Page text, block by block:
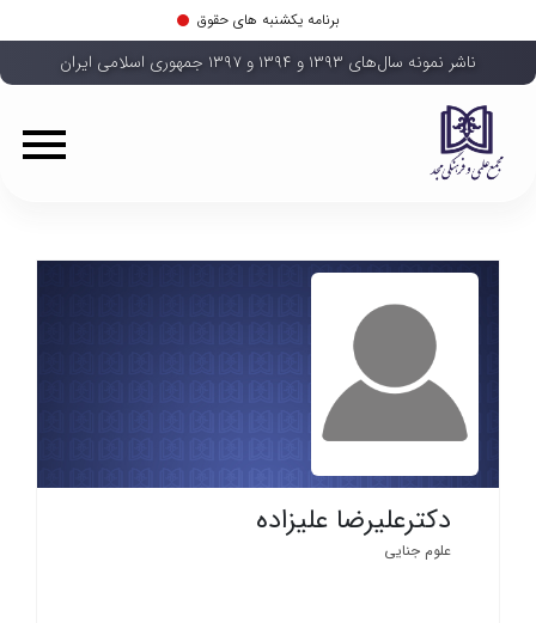
برنامه یکشنبه های حقوق
ناشر نمونه سال‌های ۱۳۹۳ و ۱۳۹۴ و ۱۳۹۷ جمهوری اسلامی ایران
دکترعلیرضا علیزاده
علوم جنایی